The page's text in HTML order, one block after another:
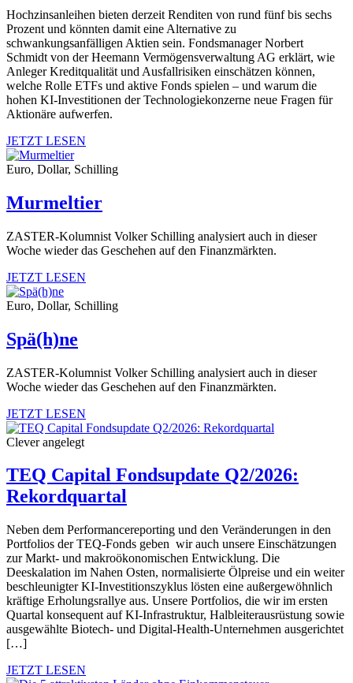
Hochzinsanleihen bieten derzeit Renditen von rund fünf bis sechs
Prozent und könnten damit eine Alternative zu
schwankungsanfälligen Aktien sein. Fondsmanager Norbert
Schmidt von der Heemann Vermögensverwaltung AG erklärt, wie
Anleger Kreditqualität und Ausfallrisiken einschätzen können,
welche Rolle ETFs und aktive Fonds spielen – und warum die
hohen KI-Investitionen der Technologiekonzerne neue Fragen für
Aktionäre aufwerfen.
JETZT LESEN
Euro, Dollar, Schilling
Murmeltier
ZASTER-Kolumnist Volker Schilling analysiert auch in dieser
Woche wieder das Geschehen auf den Finanzmärkten.
JETZT LESEN
Euro, Dollar, Schilling
Spä(h)ne
ZASTER-Kolumnist Volker Schilling analysiert auch in dieser
Woche wieder das Geschehen auf den Finanzmärkten.
JETZT LESEN
Clever angelegt
TEQ Capital Fondsupdate Q2/2026:
Rekordquartal
Neben dem Performancereporting und den Veränderungen in den
Portfolios der TEQ-Fonds geben wir auch unsere Einschätzungen
zur Markt- und makroökonomischen Entwicklung. Die
Deeskalation im Nahen Osten, normalisierte Ölpreise und ein weiter
beschleunigter KI-Investitionszyklus lösten eine außergewöhnlich
kräftige Erholungsrallye aus. Unsere Portfolios, die wir im ersten
Quartal konsequent auf KI-Infrastruktur, Halbleiterausrüstung sowie
ausgewählte Biotech- und Digital-Health-Unternehmen ausgerichtet
[…]
JETZT LESEN